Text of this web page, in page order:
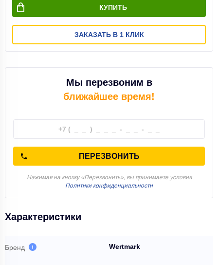
КУПИТЬ
ЗАКАЗАТЬ В 1 КЛИК
Мы перезвоним в
ближайшее время!
ПЕРЕЗВОНИТЬ
Нажимая на кнопку «Перезвонить», вы принимаете условия
Политики конфиденциальности
Характеристики
Бренд Wertmark